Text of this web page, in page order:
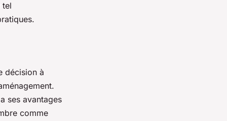
tel
décision à
ses avantages
comme